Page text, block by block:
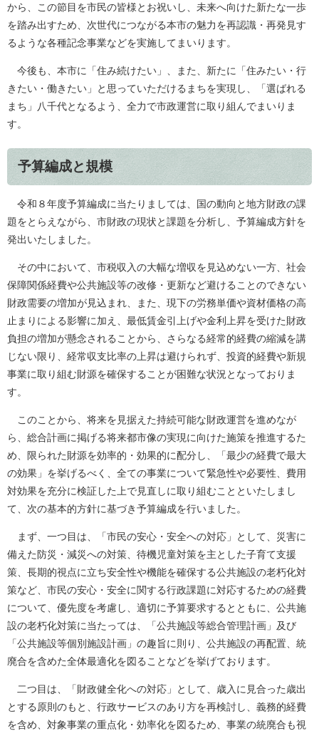
から、この節目を市民の皆様とお祝いし、未来へ向けた新たな一歩
を踏み出すため、次世代につながる本市の魅力を再認識・再発見す
るような各種記念事業などを実施してまいります。
今後も、本市に「住み続けたい」、また、新たに「住みたい・行
きたい・働きたい」と思っていただけるまちを実現し、「選ばれる
まち」八千代となるよう、全力で市政運営に取り組んでまいりま
す。​
予算編成と規模
令和８年度予算編成に当たりましては、国の動向と地方財政の課
題をとらえながら、市財政の現状と課題を分析し、予算編成方針を
発出いたしました。
その中において、市税収入の大幅な増収を見込めない一方、社会
保障関係経費や公共施設等の改修・更新など避けることのできない
財政需要の増加が見込まれ、また、現下の労務単価や資材価格の高
止まりによる影響に加え、最低賃金引上げや金利上昇を受けた財政
負担の増加が懸念されることから、さらなる経常的経費の縮減を講
じない限り、経常収支比率の上昇は避けられず、投資的経費や新規
事業に取り組む財源を確保することが困難な状況となっておりま
す。
このことから、将来を見据えた持続可能な財政運営を進めなが
ら、総合計画に掲げる将来都市像の実現に向けた施策を推進するた
め、限られた財源を効率的・効果的に配分し、「最少の経費で最大
の効果」を挙げるべく、全ての事業について緊急性や必要性、費用
対効果を充分に検証した上で見直しに取り組むことといたしまし
て、次の基本的方針に基づき予算編成を行いました。
まず、一つ目は、「市民の安心・安全への対応」として、災害に
備えた防災・減災への対策、待機児童対策を主とした子育て支援
策、長期的視点に立ち安全性や機能を確保する公共施設の老朽化対
策など、市民の安心・安全に関する行政課題に対応するための経費
について、優先度を考慮し、適切に予算要求するとともに、公共施
設の老朽化対策に当たっては、「公共施設等総合管理計画」及び
「公共施設等個別施設計画」の趣旨に則り、公共施設の再配置、統
廃合を含めた全体最適化を図ることなどを挙げております。
二つ目は、「財政健全化への対応」として、歳入に見合った歳出
とする原則のもと、行政サービスのあり方を再検討し、義務的経費
を含め、対象事業の重点化・効率化を図るため、事業の統廃合も視